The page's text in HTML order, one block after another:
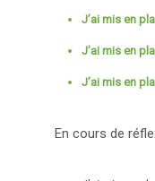
J’ai mis en
J’ai mis en
J’ai mis en
En cours de